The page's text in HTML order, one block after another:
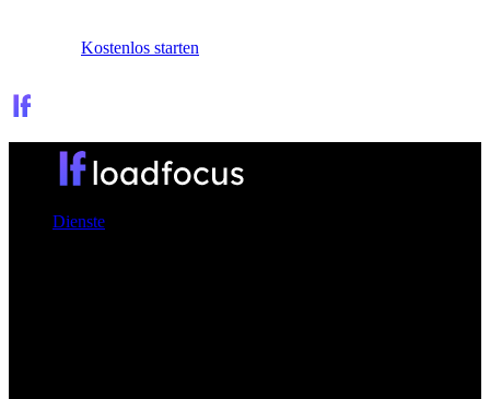
Kostenlos starten
Dienste